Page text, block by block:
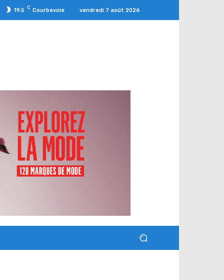
19.5 C Courbevoie vendredi 7 août 2026